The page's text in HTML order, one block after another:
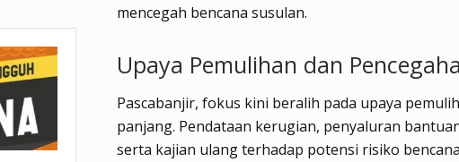
mencegah bencana susulan.
Upaya Pemulihan dan
Pascabanjir, fokus kini beralih pada upaya
panjang. Pendataan kerugian, penyaluran
serta kajian ulang terhadap potensi risiko